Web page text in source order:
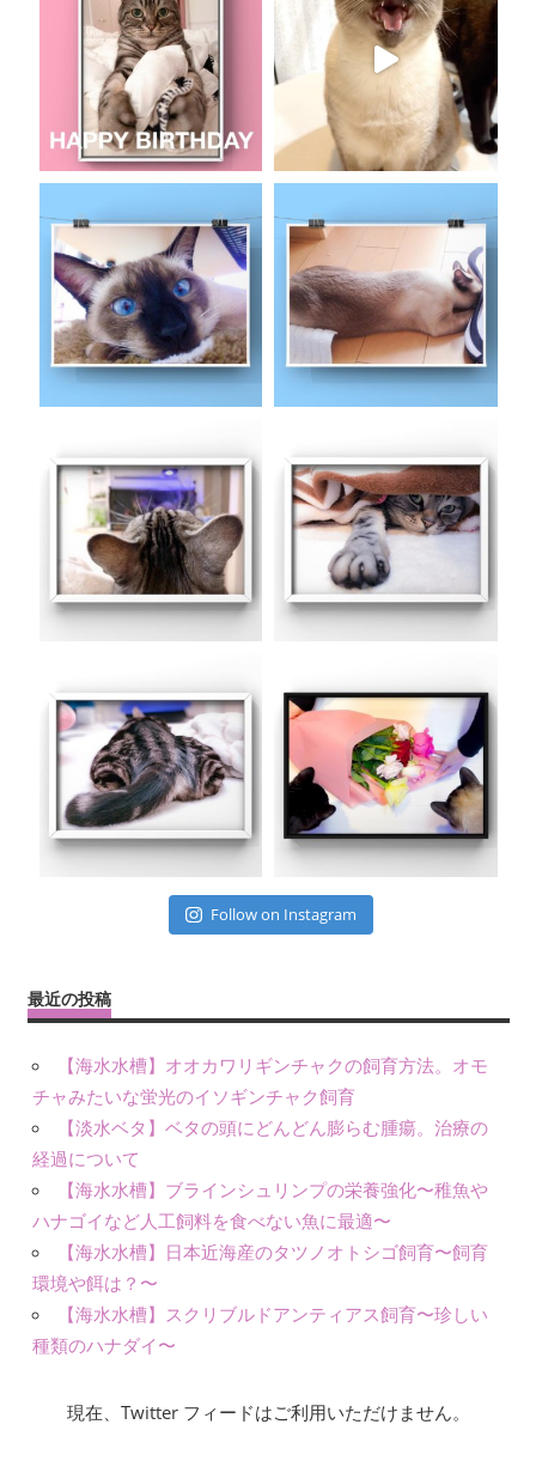
Follow on Instagram
最近の投稿
【海水水槽】オオカワリギンチャクの飼育方法。オモ
チャみたいな蛍光のイソギンチャク飼育
【淡水ベタ】ベタの頭にどんどん膨らむ腫瘍。治療の
経過について
【海水水槽】ブラインシュリンプの栄養強化〜稚魚や
ハナゴイなど人工飼料を食べない魚に最適〜
【海水水槽】日本近海産のタツノオトシゴ飼育〜飼育
環境や餌は？〜
【海水水槽】スクリブルドアンティアス飼育〜珍しい
種類のハナダイ〜
現在、Twitter フィードはご利用いただけません。